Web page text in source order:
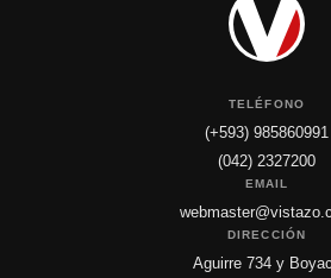
TELÉFONO
(+593) 985860991
(042) 2327200
EMAIL
DIRECCIÓN
Aguirre 734 y